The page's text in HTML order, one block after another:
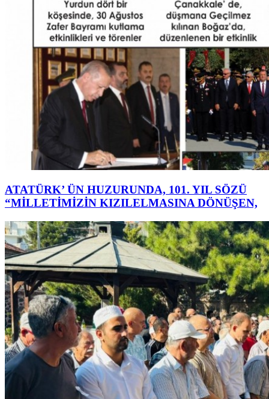
ATATÜRK’ ÜN HUZURUNDA, 101. YIL SÖZÜ
“MİLLETİMİZİN KIZILELMASINA DÖNÜŞEN,